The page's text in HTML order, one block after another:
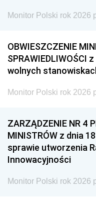
Monitor Polski rok 2026
OBWIESZCZENIE
SPRAWIEDLIWOŚCI
wolnych
Monitor Polski rok 2026
ZARZĄDZENIE NR 4
MINISTRÓW z dnia
sprawie utworzenia
Innowacyjności
Monitor Polski rok 2026